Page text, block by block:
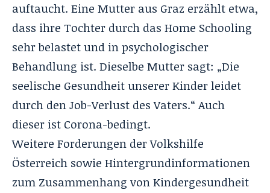
auftaucht. Eine Mutter aus Graz erzählt etwa,
dass ihre Tochter durch das Home Schooling
sehr belastet und in psychologischer
Behandlung ist. Dieselbe Mutter sagt: „Die
seelische Gesundheit unserer Kinder leidet
durch den Job-Verlust des Vaters.“ Auch
dieser ist Corona-bedingt.
Weitere Forderungen der Volkshilfe
Österreich sowie Hintergrundinformationen
zum Zusammenhang von Kindergesundheit